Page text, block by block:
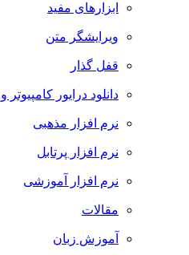
ابزارهای مفید
ویرایشگر متن
قفل گذار
دانلود درایور
نرم افزار مذهبی
نرم افزار پرتابل
نرم افزار آموزشی
مقالات
آموزش زبان